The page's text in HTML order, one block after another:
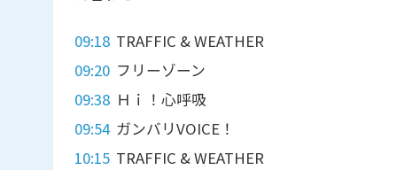
09:18 TRAFFIC & WEATHER
09:20 フリーゾーン
09:38 Ｈｉ！心呼吸
09:54 ガンバリVOICE！
10:15 TRAFFIC & WEATHER